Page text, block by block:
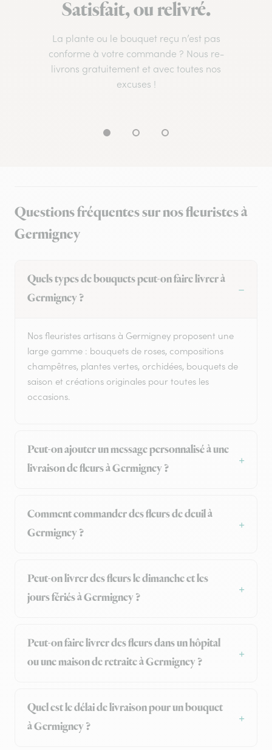
Satisfait, ou relivré.
La plante ou le bouquet reçu n’est pas
conforme à votre commande ? Nous re-
livrons gratuitement et avec toutes nos
excuses !
Questions fréquentes sur nos fleuristes à
Germigney
Quels types de bouquets peut-on faire livrer à
Germigney ?
Nos fleuristes artisans à Germigney proposent une
large gamme : bouquets de roses, compositions
champêtres, plantes vertes, orchidées, bouquets de
saison et créations originales pour toutes les
occasions.
Peut-on ajouter un message personnalisé à une
livraison de fleurs à Germigney ?
Comment commander des fleurs de deuil à
Germigney ?
Peut-on livrer des fleurs le dimanche et les
jours fériés à Germigney ?
Peut-on faire livrer des fleurs dans un hôpital
ou une maison de retraite à Germigney ?
Quel est le délai de livraison pour un bouquet
à Germigney ?